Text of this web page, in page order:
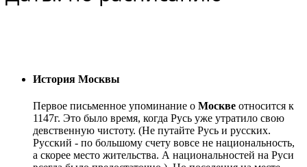
История Москвы
Первое письменное упоминание о Москве относится к
1147г. Это было время, когда Русь уже утратило свою
девственную чистоту. (Не путайте Русь и русских.
Русский - по большому счету вовсе не национальность,
а скорее место жительства. А национальностей на Руси